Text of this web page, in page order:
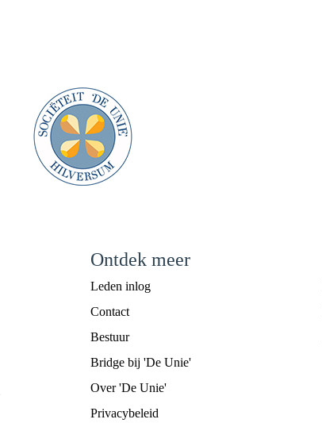
Ontdek meer
Leden inlog
Contact
Bestuur
Bridge bij 'De Unie'
Over 'De Unie'
Privacybeleid